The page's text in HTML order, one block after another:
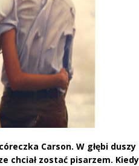
Carson. W głębi duszy
chciał zostać pisarzem. Kiedy